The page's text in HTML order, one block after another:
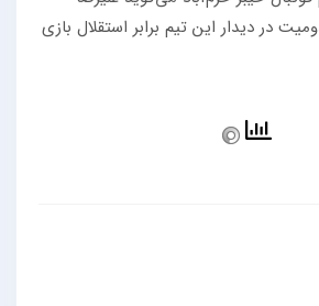
در دیدار این تیم برابر استقلال بازی